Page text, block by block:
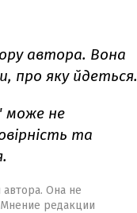
автора. Вона
про яку йдеться.
може не
та
Она не
редакции